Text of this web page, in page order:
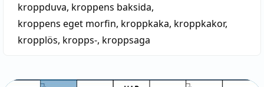
— Kroppshydda, Hedborn 1835: 'den vanskliga
kroppshyddan' (i regel ej i ordb.), efter 2 Kor. 5:1 (o.
4): 'om denna hyddones vårt jordiska hus
kroppshydda, vår jordiska boning'); alltså
kroppduva, kroppens baksida,
kroppens eget morfin, kroppkaka, kroppkakor,
kropplös, kropps-, kroppsaga